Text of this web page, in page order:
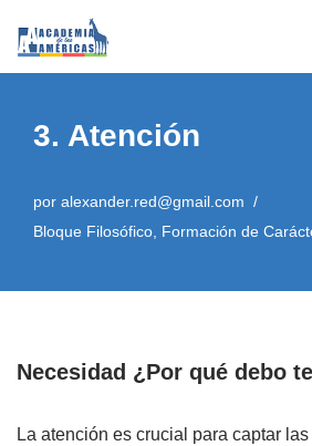
Saltar
contenido
3. Atención
por alexander.red@gmail.com
Bloque Filosófico, Formación de
Necesidad ¿Por qué debo
La atención es crucial para captar